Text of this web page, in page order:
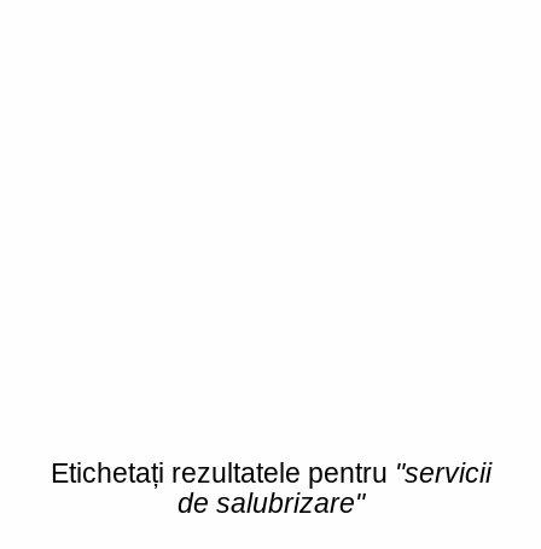
Etichetați rezultatele pentru "servicii
de salubrizare"